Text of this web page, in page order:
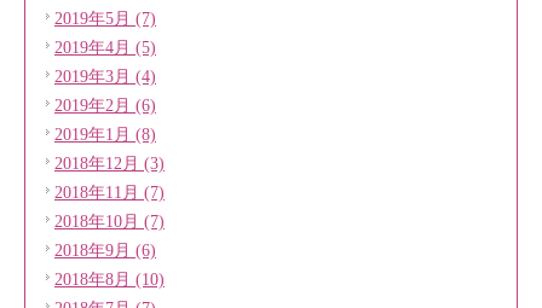
2019年5月 (7)
2019年4月 (5)
2019年3月 (4)
2019年2月 (6)
2019年1月 (8)
2018年12月 (3)
2018年11月 (7)
2018年10月 (7)
2018年9月 (6)
2018年8月 (10)